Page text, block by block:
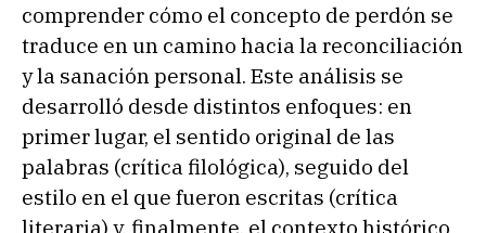
comprender cómo el concepto de perdón se
traduce en un camino hacia la reconciliación
y la sanación personal. Este análisis se
desarrolló desde distintos enfoques: en
primer lugar, el sentido original de las
palabras (crítica filológica), seguido del
estilo en el que fueron escritas (crítica
literaria) y, finalmente, el contexto histórico